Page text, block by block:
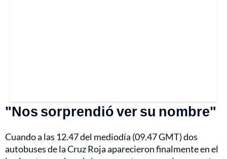
"Nos sorprendió ver su nombre"
Cuando a las 12.47 del mediodía (09.47 GMT) dos
autobuses de la Cruz Roja aparecieron finalmente en el